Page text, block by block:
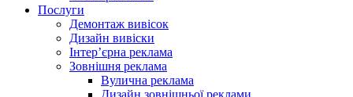
Послуги
Демонтаж вивісок
Дизайн вивіски
Інтер’єрна реклама
Зовнішня реклама
Вулична реклама
Дизайн зовнішньої реклами